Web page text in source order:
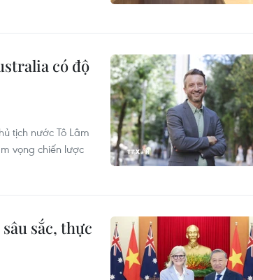
có độ
tịch nước Tô Lâm
vọng chiến lược
sắc, thực